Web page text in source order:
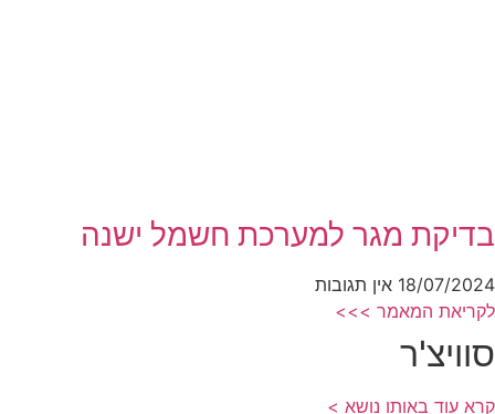
בדיקת מגר למערכת חשמל ישנה
18/07/2024 אין תגובות
לקריאת המאמר >>>
סוויצ'ר
קרא עוד באותו נושא >